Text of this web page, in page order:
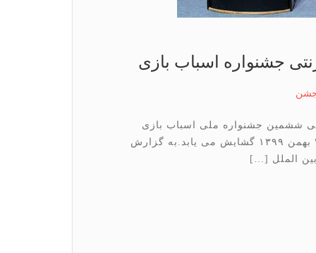
جشنواره اسباب بازی
ششمین جشنواره ملی اسباب بازی
کانون پرورش فکری کودکان و نوجوانان از روز ۲۸ بهمن ۱۳۹۹ گشایش می یابد.به گزارش
الملل […]